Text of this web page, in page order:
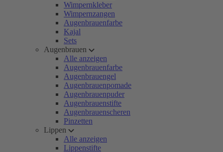
Wimpernkleber
Wimpernzangen
Augenbrauenfarbe
Kajal
Sets
Augenbrauen
Alle anzeigen
Augenbrauenfarbe
Augenbrauengel
Augenbrauenpomade
Augenbrauenpuder
Augenbrauenstifte
Augenbrauenscheren
Pinzetten
Lippen
Alle anzeigen
Lippenstifte